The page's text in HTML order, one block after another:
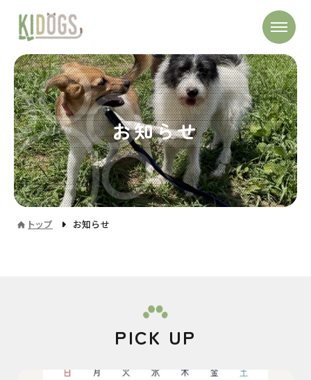
お知らせ
トップ お知らせ
PICK UP